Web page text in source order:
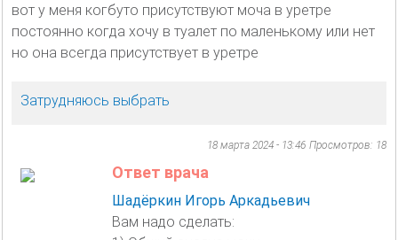
вот у меня когбуто присутствуют моча в уретре
постоянно когда хочу в туалет по маленькому или нет
но она всегда присутствует в уретре
Затрудняюсь выбрать
18 марта 2024 - 13:46 Просмотров: 18
Ответ врача
Шадёркин Игорь Аркадьевич
Вам надо сделать: